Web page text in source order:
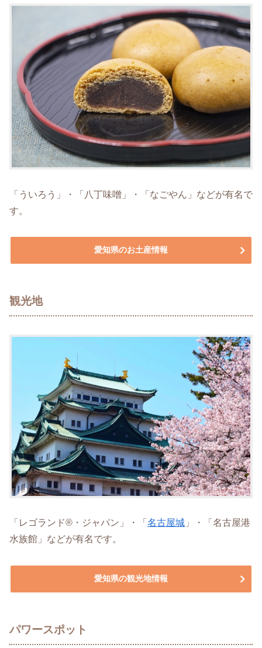
「ういろう」・「八丁味噌」・「なごやん」などが有名で
す。
愛知県のお土産情報
観光地
「レゴランド®・ジャパン」・「 名古屋城 」・「名古屋港
水族館」などが有名です。
愛知県の観光地情報
パワースポット